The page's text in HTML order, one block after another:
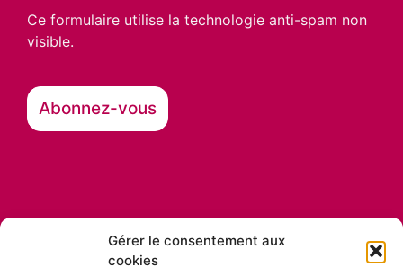
Gérer le consentement aux
cookies
Ce formulaire utilise la technologie anti-spam non
visible.